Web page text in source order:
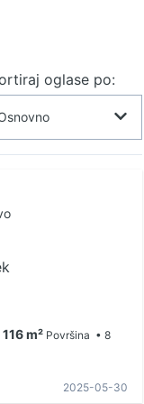
oglase po:
116 m² Površina • 8
2025-05-30